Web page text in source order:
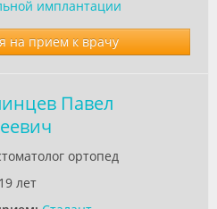
имплантации
на прием к врачу
Павел
ортопед
19 лет